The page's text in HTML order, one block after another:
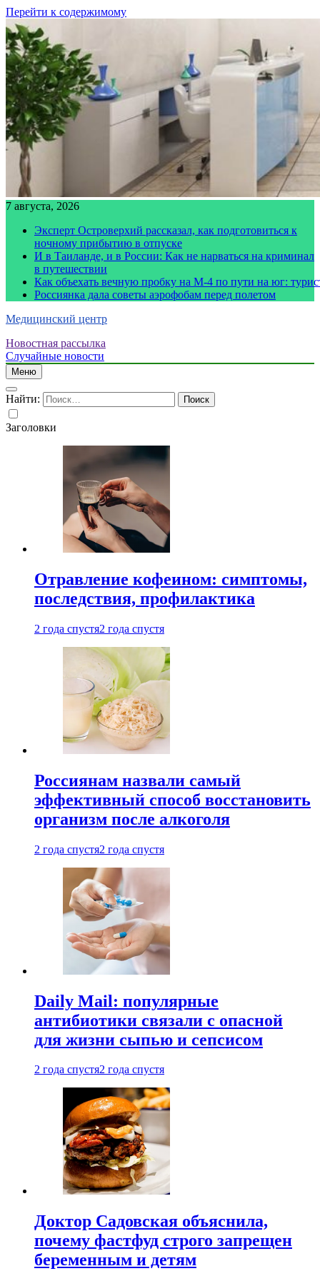
Перейти к содержимому
7 августа, 2026
Эксперт Островерхий рассказал, как подготовиться к
ночному прибытию в отпуске
И в Таиланде, и в России: Как не нарваться на криминал
в путешествии
Как объехать вечную пробку на М-4 по пути на юг:
Россиянка дала советы аэрофобам перед полетом
Медицинский центр
Новостная рассылка
Случайные новости
Меню
Найти:
Заголовки
Отравление кофеином: симптомы,
последствия, профилактика
2 года спустя2 года спустя
Россиянам назвали самый
эффективный способ восстановить
организм после алкоголя
2 года спустя2 года спустя
Daily Mail: популярные
антибиотики связали с опасной
для жизни сыпью и сепсисом
2 года спустя2 года спустя
Доктор Садовская объяснила,
почему фастфуд строго запрещен
беременным и детям